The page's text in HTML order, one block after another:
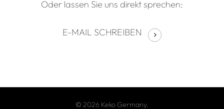
Oder lassen Sie uns direkt sprechen:
E-MAIL SCHREIBEN
© 2026 Keko Germany.